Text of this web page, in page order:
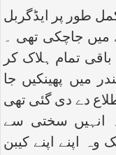
طور پر ایڈگربل
میں جاچکی تھی ۔
تمام ہلاک کر
میں پھینکیں جا
دے دی گئی تھی
انہیں سختی سے
اپنے اپنے کیبن